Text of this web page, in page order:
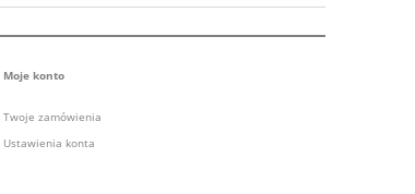
Moje konto
Twoje zamówienia
Ustawienia konta